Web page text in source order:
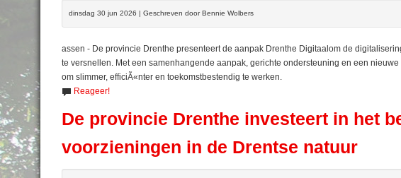
dinsdag 30 jun 2026 | Geschreven door Bennie Wolbers
assen - De provincie Drenthe presenteert de aanpak Drenthe Digitaalom de
te versnellen. Met een samenhangende aanpak, gerichte ondersteuning en een
om slimmer, efficiÃ«nter en toekomstbestendig te werken.
Reageer!
De provincie Drenthe investeert in het
voorzieningen in de Drentse natuur